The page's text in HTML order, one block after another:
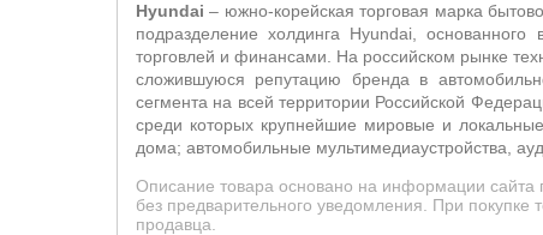
Hyundai – южно-корейская торговая марка
подразделение холдинга
Hyundai ,
торговлей и финансами.
На российском рынке
сложившуюся репутацию бренда в
сегмента на всей территории Российской
среди которых крупнейшие мировые и
дома; автомобильные мультимедиаустройства,
Описание товара основано на информации сайта
без предварительного уведомления. При
продавца.